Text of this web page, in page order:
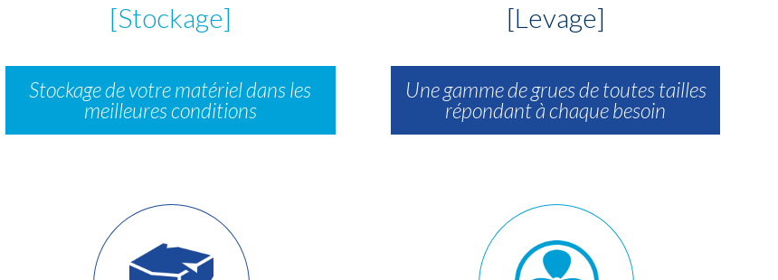
[Stockage]
Stockage de votre matériel dans les
meilleures conditions
[Levage]
Une gamme de grues de toutes tailles
répondant à chaque besoin